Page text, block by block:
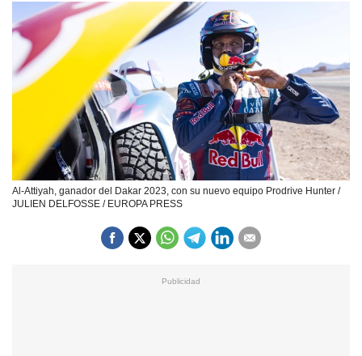
Al-Attiyah, ganador del Dakar 2023, con su nuevo equipo Prodrive Hunter /
JULIEN DELFOSSE / EUROPA PRESS